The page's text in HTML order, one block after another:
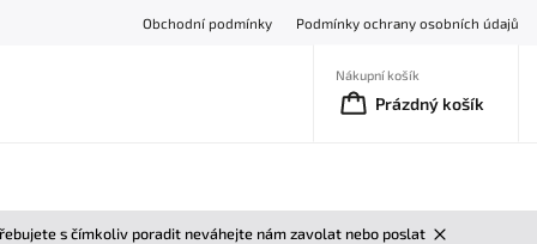
Obchodní podmínky Podmínky ochrany osobních údajů
Nákupní košík
Prázdný košík
s čímkoliv poradit neváhejte nám zavolat nebo poslat